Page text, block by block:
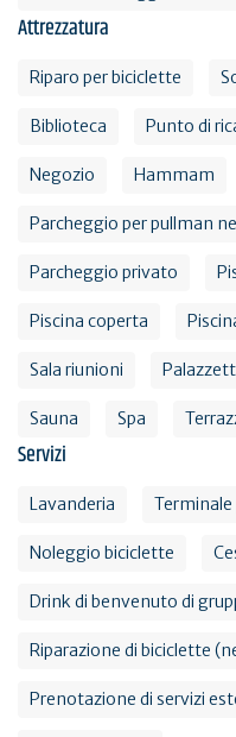
Attrezzatura
Riparo per biciclette
Biblioteca Punto di
Negozio Hammam
Parcheggio per pullman
Parcheggio privato
Piscina coperta
Sala riunioni
Sauna Spa
Servizi
Lavanderia
Noleggio biciclette
Drink di benvenuto di
Riparazione di biciclette
Prenotazione di servizi